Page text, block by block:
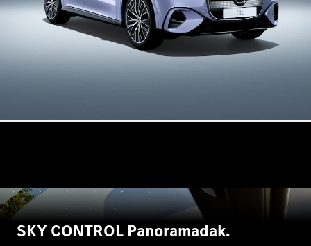
GLS SUV
Nieuw
G-Klasse
Terreinwagen
Elektrisch
G-Klasse
SKY CONTROL Panoramadak.